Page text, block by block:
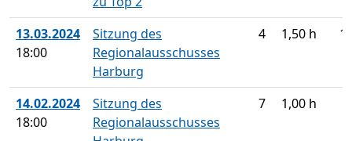
13.03.2024
18:00
Sitzung des
Regionalausschusses
Harburg
4 1,50 h
14.02.2024
18:00
Sitzung des
Regionalausschusses
7 1,00 h